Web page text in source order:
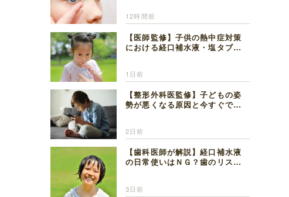
12時間前
【医師監修】子供の熱中症対策
における経口補水液・塩タブレ
1日前
【整形外科医監修】子どもの姿
勢が悪くなる原因と今すぐでき
2日前
【歯科医師が解説】経口補水液
の日常使いはＮＧ？歯のリスク
3日前